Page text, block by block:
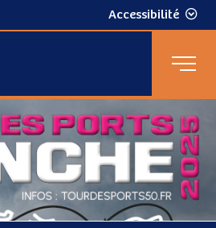
Accessibilité